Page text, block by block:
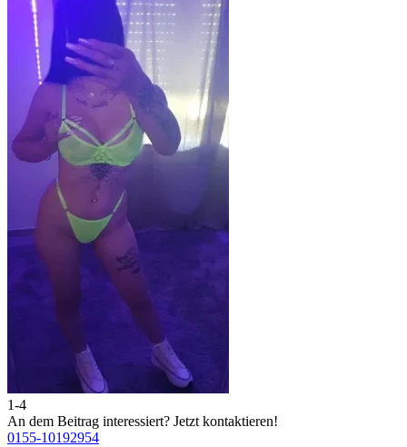
1-4
An dem Beitrag interessiert? Jetzt kontaktieren!
0155-10192954